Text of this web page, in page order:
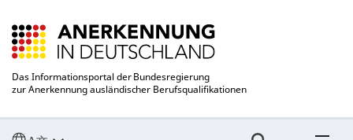
Das Informationsportal der Bundesregierung
zur Anerkennung ausländischer Berufsqualifikationen